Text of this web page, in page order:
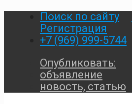
Поиск по сайту
Регистрация
+7 (969) 999-5744
Опубликовать:
объявление
новость, статью